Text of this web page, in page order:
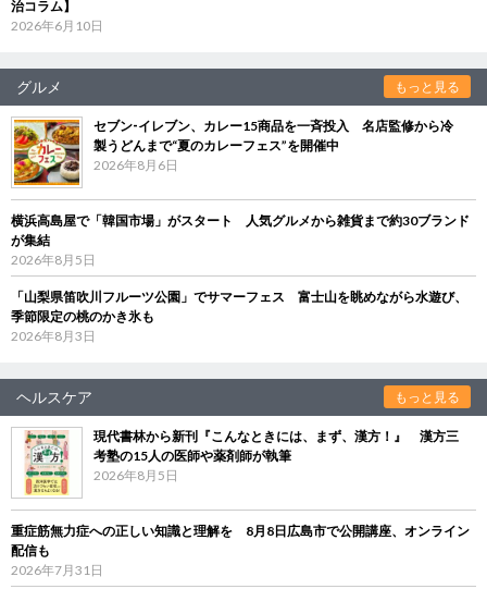
治コラム】
2026年6月10日
グルメ もっと見る
セブン‐イレブン、カレー15商品を一斉投入 名店監修から冷
製うどんまで“夏のカレーフェス”を開催中
2026年8月6日
横浜高島屋で「韓国市場」がスタート 人気グルメから雑貨まで約30ブランド
が集結
2026年8月5日
「山梨県笛吹川フルーツ公園」でサマーフェス 富士山を眺めながら水遊び、
季節限定の桃のかき氷も
2026年8月3日
ヘルスケア もっと見る
現代書林から新刊『こんなときには、まず、漢方！』 漢方三
考塾の15人の医師や薬剤師が執筆
2026年8月5日
重症筋無力症への正しい知識と理解を 8月8日広島市で公開講座、オンライン
配信も
2026年7月31日